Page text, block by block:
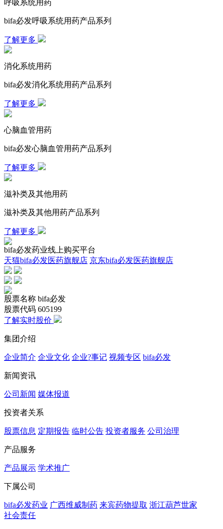
呼吸系统用药
bifa必发呼吸系统用药产品系列
了解更多
消化系统用药
bifa必发消化系统用药产品系列
了解更多
心脑血管用药
bifa必发心脑血管用药产品系列
了解更多
滋补类及其他用药
滋补类及其他用药产品系列
了解更多
bifa必发药业线上购买平台
天猫bifa必发医药旗舰店 京东bifa必发医药旗舰店
股票名称 bifa必发
股票代码 605199
了解实时股价
集团介绍
企业简介 企业文化 企业?事记 视频专区 bifa必发
新闻资讯
公司新闻 媒体报道
投资者关系
股票信息 定期报告 临时公告 投资者服务 公司治理
产品服务
产品展示 学术推广
下属公司
bifa必发药业 广西维威制药 来宾药物提取 浙江葫芦世家
社会责任